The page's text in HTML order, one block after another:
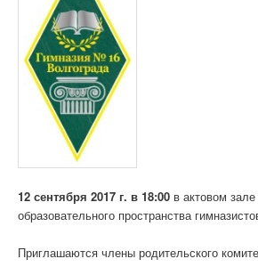
12 сентября 2017 г. в 18:00 в актовом
образовательного пространства
Приглашаются члены родительского